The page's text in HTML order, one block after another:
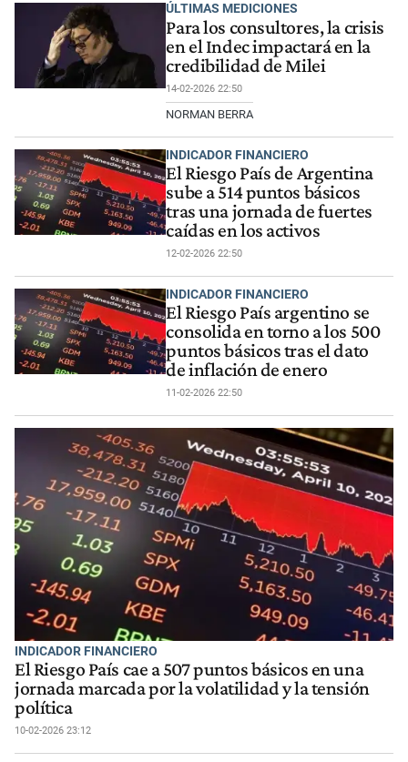
ÚLTIMAS MEDICIONES
Para los consultores, la crisis
en el Indec impactará en la
credibilidad de Milei
14-02-2026 22:50
NORMAN BERRA
INDICADOR FINANCIERO
El Riesgo País de Argentina
sube a 514 puntos básicos
tras una jornada de fuertes
caídas en los activos
12-02-2026 22:50
INDICADOR FINANCIERO
El Riesgo País argentino se
consolida en torno a los 500
puntos básicos tras el dato
de inflación de enero
11-02-2026 22:50
INDICADOR FINANCIERO
El Riesgo País cae a 507 puntos básicos en una
jornada marcada por la volatilidad y la tensión
política
10-02-2026 23:12